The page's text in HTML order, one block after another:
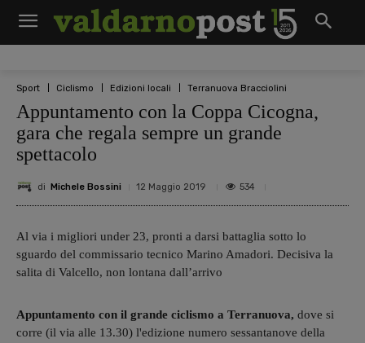
Sport Ciclismo Edizioni locali Terranuova Bracciolini
Appuntamento con la Coppa Cicogna,
gara che regala sempre un grande
spettacolo
di Michele Bossini 12 Maggio 2019 534
Al via i migliori under 23, pronti a darsi battaglia sotto lo
sguardo del commissario tecnico Marino Amadori. Decisiva la
salita di Valcello, non lontana dall’arrivo
Appuntamento con il grande ciclismo a Terranuova, dove si
corre (il via alle 13.30) l'edizione numero sessantanove della